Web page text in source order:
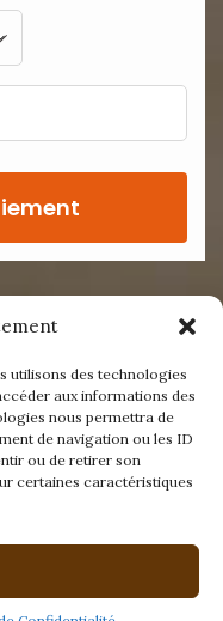
utilisons des technologies
aux informations des
nous permettra de
de navigation ou les ID
ou de retirer son
certaines caractéristiques